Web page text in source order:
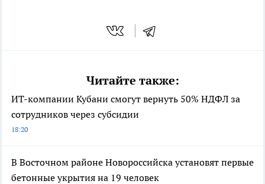
Читайте также:
ИТ-компании Кубани смогут вернуть 50% НДФЛ за
сотрудников через субсидии
18:20
В Восточном районе Новороссийска установят первые
бетонные укрытия на 19 человек